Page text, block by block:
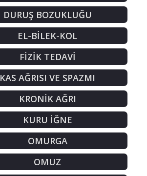
DURUŞ BOZUKLUĞU
EL-BİLEK-KOL
FİZİK TEDAVİ
KAS AĞRISI VE SPAZMI
KRONİK AĞRI
KURU İĞNE
OMURGA
OMUZ